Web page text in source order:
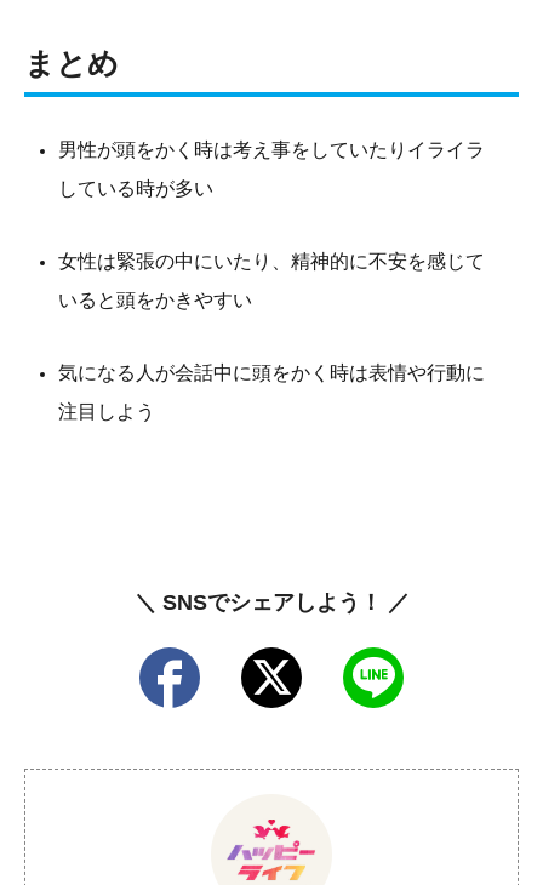
まとめ
男性が頭をかく時は考え事をしていたりイライラ
している時が多い
女性は緊張の中にいたり、精神的に不安を感じて
いると頭をかきやすい
気になる人が会話中に頭をかく時は表情や行動に
注目しよう
＼ SNSでシェアしよう！ ／